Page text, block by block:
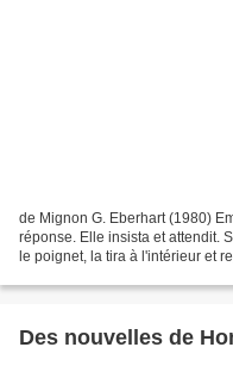
de Mignon G. Eberhart (1980)
réponse. Elle insista et attendit.
le poignet, la tira à l'intérieur et
Des nouvelles de